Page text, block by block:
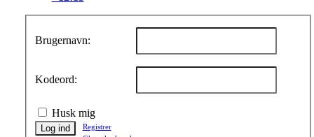
Brugernavn:
Kodeord:
Husk mig
Log ind
Registrer